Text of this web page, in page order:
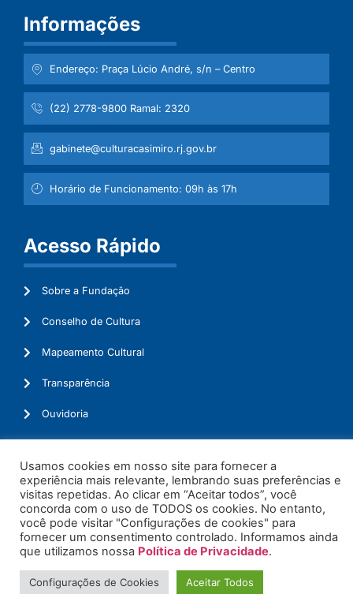
Informações
Endereço: Praça Lúcio André, s/n – Centro
(22) 2778-9800 Ramal: 2320
gabinete@culturacasimiro.rj.gov.br
Horário de Funcionamento: 09h às 17h
Acesso Rápido
Sobre a Fundação
Conselho de Cultura
Mapeamento Cultural
Transparência
Ouvidoria
© 2026. Todos os Direitos Reservados.
Usamos cookies em nosso site para fornecer a
experiência mais relevante, lembrando suas preferências e
visitas repetidas. Ao clicar em “Aceitar todos”, você
concorda com o uso de TODOS os cookies. No entanto,
você pode visitar "Configurações de cookies" para
fornecer um consentimento controlado. Informamos ainda
que utilizamos nossa Política de Privacidade.
Configurações de Cookies Aceitar Todos